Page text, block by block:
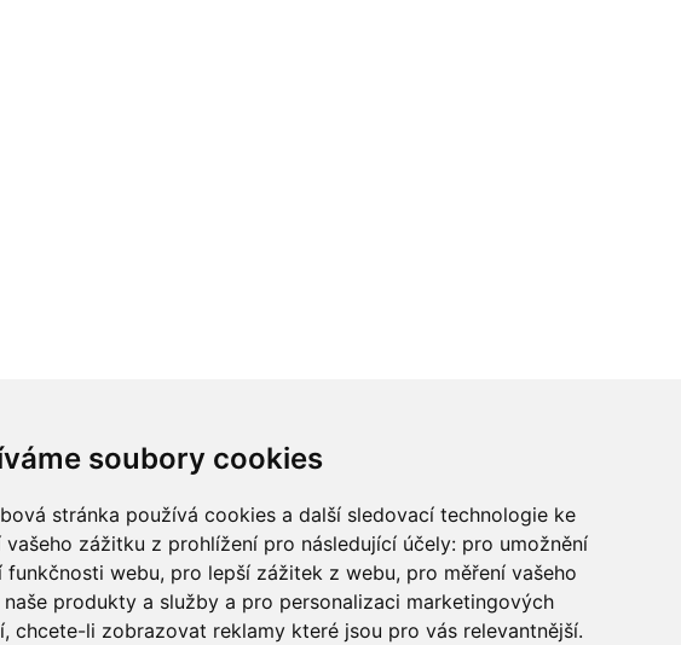
soubory cookies
stránka používá cookies a další sledovací technologie ke
vašeho zážitku z prohlížení pro následující účely: pro umožnění
funkčnosti webu, pro lepší zážitek z webu, pro měření vašeho
naše produkty a služby a pro personalizaci marketingových
, chcete-li zobrazovat reklamy které jsou pro vás relevantnější.
informaci? Chcete spolupracovat?
Martina Chalupu: